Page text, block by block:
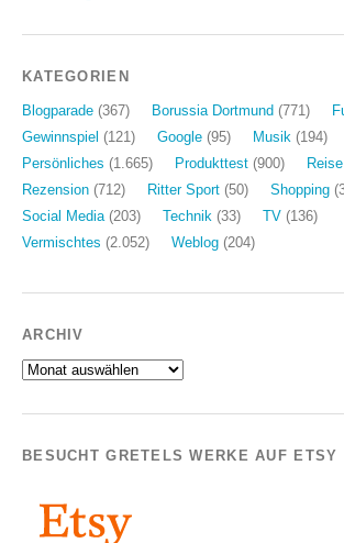
KATEGORIEN
Blogparade (367) Borussia Dortmund (771)
Gewinnspiel (121) Google (95) Musik (194)
Persönliches (1.665) Produkttest (900) Reise
Rezension (712) Ritter Sport (50) Shopping
Social Media (203) Technik (33) TV (136)
Vermischtes (2.052) Weblog (204)
ARCHIV
Archiv
BESUCHT GRETELS WERKE AUF ETSY